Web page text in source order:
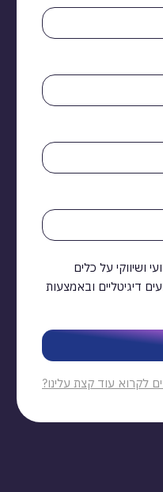
ושיווקי על כלים
דיגיטליים ובאמצעות
לקרוא עוד קצת עלינו?